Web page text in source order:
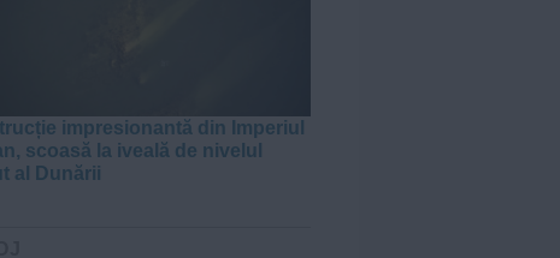
impresionantă din Imperiul
scoasă la iveală de nivelul
al Dunării